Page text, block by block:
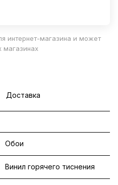
интернет-магазина и может
магазинах
Доставка
Обои
Винил горячего тиснения